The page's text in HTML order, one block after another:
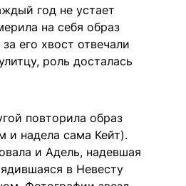
год не устает
на себя образ
его хвост отвечали
роль досталась
повторила образ
надела сама Кейт).
и Адель, надевшая
в Невесту